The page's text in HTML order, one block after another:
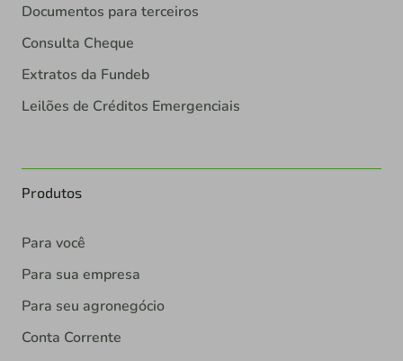
Documentos para terceiros
Consulta Cheque
Extratos da Fundeb
Leilões de Créditos Emergenciais
Produtos
Para você
Para sua empresa
Para seu agronegócio
Conta Corrente